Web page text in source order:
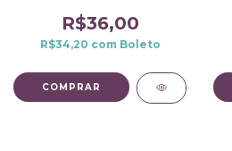
R$36,00
R$34,20 com Boleto